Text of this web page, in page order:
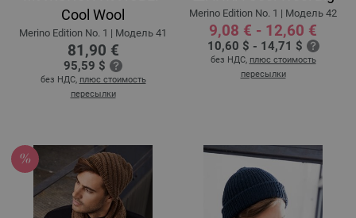
Cool Wool
Merino Edition No. 1 | Модель 41
81,90 €
95,59 $
без НДС, плюс стоимость
пересылки
Merino Edition No. 1 | Модель 42
9,08 € - 12,60 €
10,60 $ - 14,71 $
без НДС, плюс стоимость
пересылки